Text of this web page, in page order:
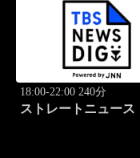
18:00-22:00 240分
ストレートニュース